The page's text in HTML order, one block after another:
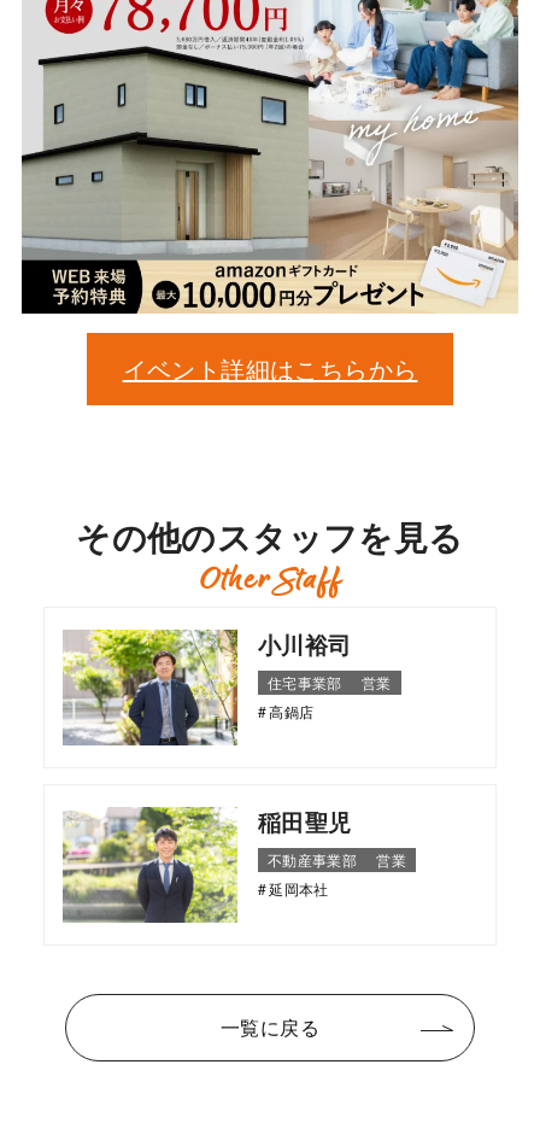
イベント詳細はこちらから
その他のスタッフを見る
Other Staff
小川裕司
住宅事業部
営業
高鍋店
稲田聖児
不動産事業部
営業
延岡本社
一覧に戻る